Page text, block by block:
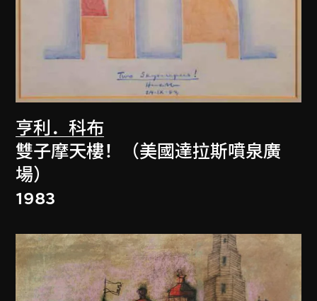
亨利．科布
雙子摩天樓！（美國達拉斯噴泉廣
場）
1983